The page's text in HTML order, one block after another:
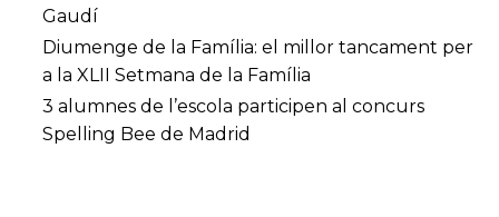
Gaudí
Diumenge de la Família: el millor tancament per
a la XLII Setmana de la Família
3 alumnes de l’escola participen al concurs
Spelling Bee de Madrid